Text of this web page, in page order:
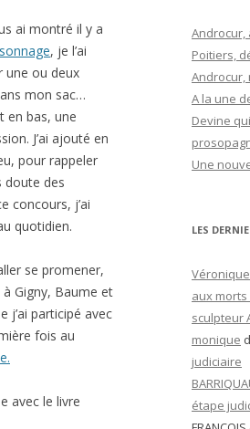
ai montré il y a
, je l’ai
une ou deux
mon sac…
en bas, une
J’ai ajouté en
pour rappeler
doute des
concours, j’ai
quotidien.
se promener,
à Gigny, Baume et
j’ai participé avec
fois au
avec le livre
Androcur,
Poitiers,
Androcur,
A la une
Devine
Une
LES
aux morts
sculpteur
monique
judiciaire
étape